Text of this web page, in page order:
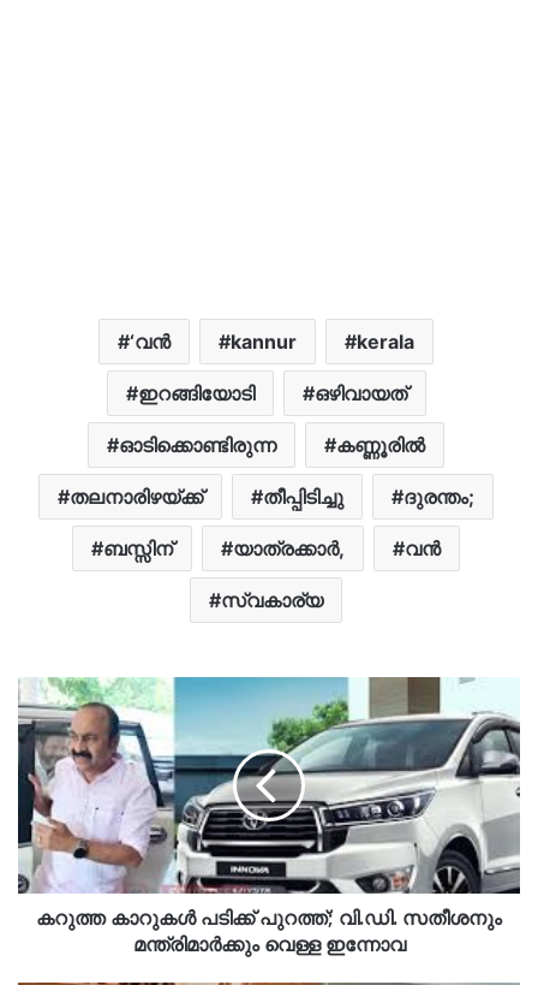
‘വന്‍ kannur kerala
ഇറങ്ങിയോടി ഒഴിവായത്
ഓടിക്കൊണ്ടിരുന്ന കണ്ണൂരില്‍
തലനാരിഴയ്ക്ക് തീപ്പിടിച്ചു ദുരന്തം;
ബസ്സിന് യാത്രക്കാ‍ർ, വന്‍
സ്വകാര്യ
കറുത്ത കാറുകൾ പടിക്ക് പുറത്ത്; വി.ഡി. സതീശനും
മന്ത്രിമാർക്കും വെള്ള ഇന്നോവ